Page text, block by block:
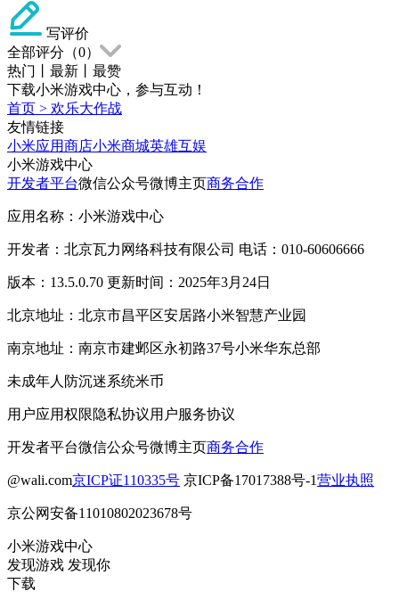
写评价
全部评分（0）
热门
最新
最赞
下载小米游戏中心，参与互动！
首页 > 欢乐大作战
友情链接
小米应用商店小米商城英雄互娱
小米游戏中心
开发者平台微信公众号微博主页商务合作
应用名称：小米游戏中心
开发者：北京瓦力网络科技有限公司 电话：010-60606666
版本：13.5.0.70 更新时间：2025年3月24日
北京地址：北京市昌平区安居路小米智慧产业园
南京地址：南京市建邺区永初路37号小米华东总部
未成年人防沉迷系统米币
用户应用权限隐私协议用户服务协议
开发者平台微信公众号微博主页商务合作
@wali.com京ICP证110335号 京ICP备17017388号-1营业执照
京公网安备11010802023678号
小米游戏中心
发现游戏 发现你
下载